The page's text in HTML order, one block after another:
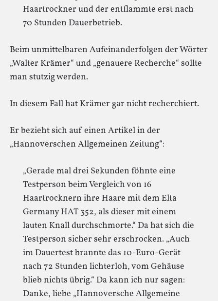
Haartrockner und der entflammte erst nach
70 Stunden Dauerbetrieb.
Beim unmittelbaren Aufeinanderfolgen der Wörter
„Walter Krämer“ und „genauere Recherche“ sollte
man stutzig werden.
In diesem Fall hat Krämer gar nicht recherchiert.
Er bezieht sich auf einen Artikel in der
„Hannoverschen Allgemeinen Zeitung“:
„Gerade mal drei Sekunden föhnte eine
Testperson beim Vergleich von 16
Haartrocknern ihre Haare mit dem Elta
Germany HAT 352, als dieser mit einem
lauten Knall durchschmorte.“ Da hat sich die
Testperson sicher sehr erschrocken. „Auch
im Dauertest brannte das 10-Euro-Gerät
nach 72 Stunden lichterloh, vom Gehäuse
blieb nichts übrig.“ Da kann ich nur sagen:
Danke, liebe „Hannoversche Allgemeine